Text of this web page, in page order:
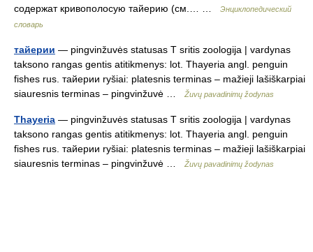
содержат кривополосую тайерию (см.… …
Энциклопедический
словарь
тайерии — pingvinžuvės statusas T sritis zoologija | vardynas
taksono rangas gentis atitikmenys: lot. Thayeria angl. penguin
fishes rus. тайерии ryšiai: platesnis terminas – mažieji lašiškarpiai
siauresnis terminas – pingvinžuvė …
Žuvų pavadinimų žodynas
Thayeria — pingvinžuvės statusas T sritis zoologija | vardynas
taksono rangas gentis atitikmenys: lot. Thayeria angl. penguin
fishes rus. тайерии ryšiai: platesnis terminas – mažieji lašiškarpiai
siauresnis terminas – pingvinžuvė …
Žuvų pavadinimų žodynas